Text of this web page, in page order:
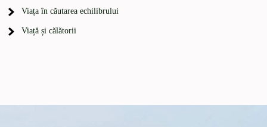
Viața în căutarea echilibrului
Viață și călătorii